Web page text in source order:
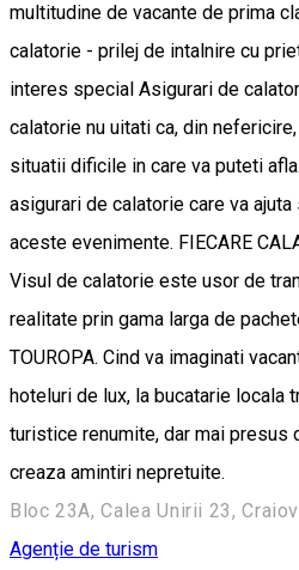
multitudine de vacante de prima
calatorie - prilej de intalnire cu
interes special Asigurari de
calatorie nu uitati ca, din
situatii dificile in care va puteti
asigurari de calatorie care va
aceste evenimente. FIECARE
Visul de calatorie este usor de
realitate prin gama larga de
TOUROPA. Cind va imaginati
hoteluri de lux, la bucatarie locala
turistice renumite, dar mai presus
creaza amintiri nepretuite.
Bloc 23A, Calea Unirii 23,
Agenție de turism